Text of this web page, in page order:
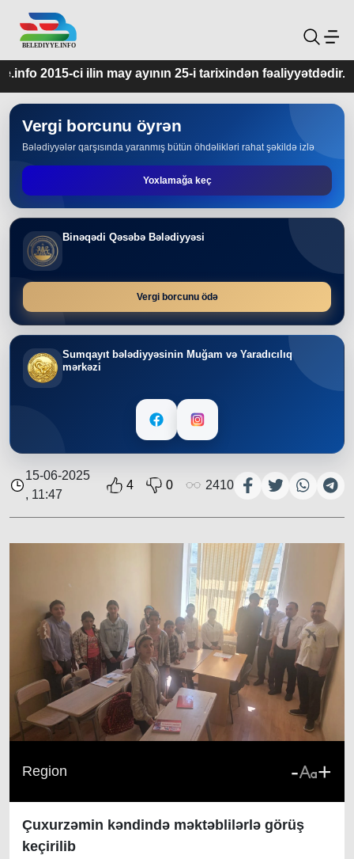
ayının 25-i tarixindən fəaliyyətdədir.
Vergi borcunu öyrən
Bələdiyyələr qarşısında yaranmış bütün öhdəlikləri rahat şəkildə izlə
Yoxlamağa keç
Binəqədi Qəsəbə Bələdiyyəsi
Vergi borcunu ödə
Sumqayıt bələdiyyəsinin Muğam və Yaradıcılıq
mərkəzi
15-06-2025
, 11:47
4 0 2410
Region - +
Çuxurzəmin kəndində məktəblilərlə görüş
keçirilib